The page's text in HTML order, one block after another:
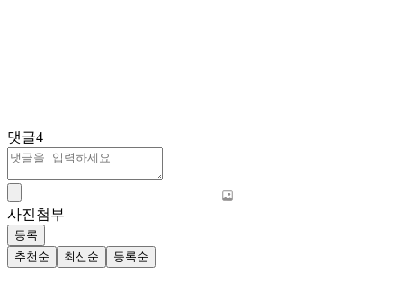
댓글4
사진첨부
등록
추천순
최신순 등록순